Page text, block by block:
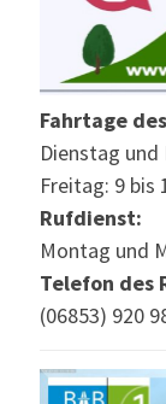
Fahrtage
Dienstag und
Freitag: 9 bis
Rufdienst:
Montag und
Telefon des
(06853) 920